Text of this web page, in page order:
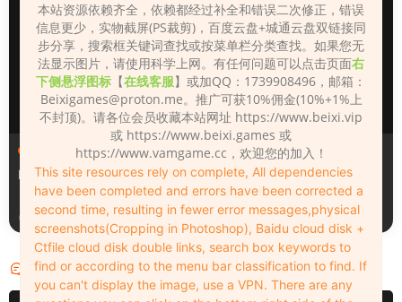
人物（Looks）
Monica_2_2_2
2天前
人物（Looks）
Lizhen2025
3天前
评论 0
本站资源依赖齐全，依赖都经过补全和错误二次修正，错误
信息更少，实物截屏(PS裁剪)，百度云盘+城通云盘双链接同
步分享，搜索框关键词查找或按菜单栏分类查找。如果您无
法显示图片，请使用科学上网。有任何问题可以点击页面右
下侧悬浮图标 【在线客服】或加QQ：1739908496，邮箱：
Beixigames@proton.me。推广可获10%佣金(10%+1%上
不封顶)。请各位会员收藏本站网址 https://www.beixi.vip
或 https://www.beixi.games 或
https://www.vamgame.cc，欢迎您的加入！
This site resources rely on complete, All dependencies
have been completed and errors have been corrected a
second time, resulting in fewer error messages,physical
screenshots(Cropping in Photoshop), Baidu cloud disk +
Ctfile cloud disk double links, search box keywords to
find or according to the menu bar classification to find. If
you can't display the image, use a VPN. There are any